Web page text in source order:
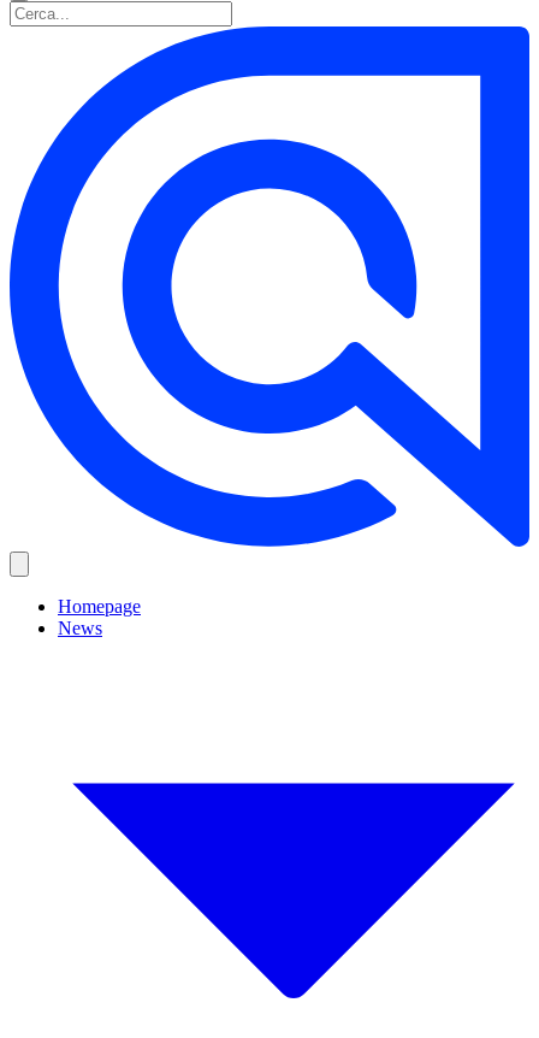
Homepage
News